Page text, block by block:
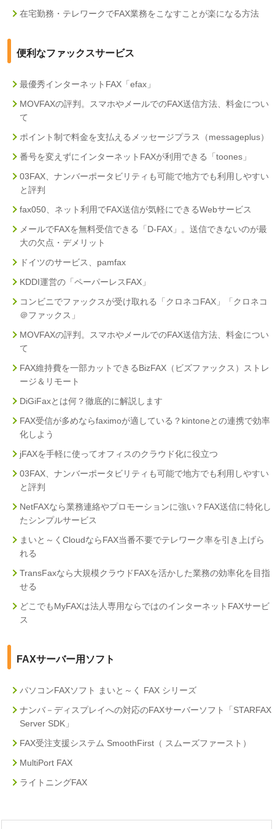
在宅勤務・テレワークでFAX業務をこなすことが楽になる方法
便利なファックスサービス
最優秀インターネットFAX「efax」
MOVFAXの評判。スマホやメールでのFAX送信方法、料金につい
て
ポイント制で料金を支払えるメッセージプラス（messageplus）
番号を変えずにインターネットFAXが利用できる「toones」
03FAX、ナンバーポータビリティも可能で地方でも利用しやすい
と評判
fax050、ネット利用でFAX送信が気軽にできるWebサービス
メールでFAXを無料受信できる「D-FAX」。送信できないのが最
大の欠点・デメリット
ドイツのサービス、pamfax
KDDI運営の「ペーパーレスFAX」
コンビニでファックスが受け取れる「クロネコFAX」「クロネコ
＠ファックス」
MOVFAXの評判。スマホやメールでのFAX送信方法、料金につい
て
FAX維持費を一部カットできるBizFAX（ビズファックス）ストレ
ージ＆リモート
DiGiFaxとは何？徹底的に解説します
FAX受信が多めならfaximoが適している？kintoneとの連携で効率
化しよう
jFAXを手軽に使ってオフィスのクラウド化に役立つ
03FAX、ナンバーポータビリティも可能で地方でも利用しやすい
と評判
NetFAXなら業務連絡やプロモーションに強い？FAX送信に特化し
たシンプルサービス
まいと～くCloudならFAX当番不要でテレワーク率を引き上げら
れる
TransFaxなら大規模クラウドFAXを活かした業務の効率化を目指
せる
どこでもMyFAXは法人専用ならではのインターネットFAXサービ
ス
FAXサーバー用ソフト
パソコンFAXソフト まいと～く FAX シリーズ
ナンバ－ディスプレイへの対応のFAXサーバーソフト「STARFAX
Server SDK」
FAX受注支援システム SmoothFirst（ スムーズファースト）
MultiPort FAX
ライトニングFAX